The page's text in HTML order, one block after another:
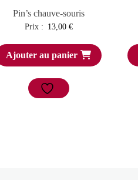
Pin’s chauve-souris
Prix : 13,00 €
Ajouter au panier